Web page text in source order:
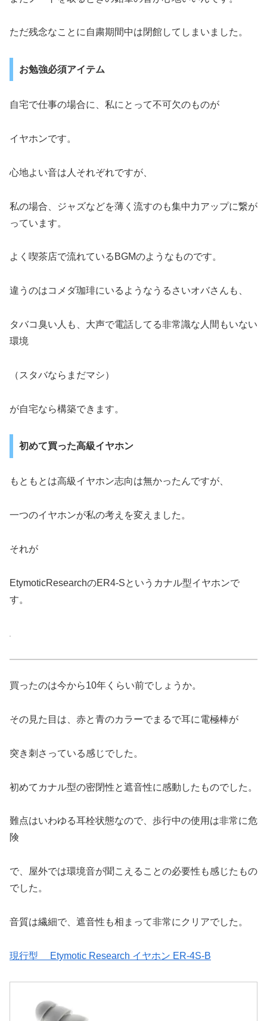
ただ残念なことに自粛期間中は閉館してしまいました。
お勉強必須アイテム
自宅で仕事の場合に、私にとって不可欠のものが
イヤホンです。
心地よい音は人それぞれですが、
私の場合、ジャズなどを薄く流すのも集中力アップに繋が
っています。
よく喫茶店で流れているBGMのようなものです。
違うのはコメダ珈琲にいるようなうるさいオバさんも、
タバコ臭い人も、大声で電話してる非常識な人間もいない
環境
（スタバならまだマシ）
が自宅なら構築できます。
初めて買った高級イヤホン
もともとは高級イヤホン志向は無かったんですが、
一つのイヤホンが私の考えを変えました。
それが
EtymoticResearchのER4-Sというカナル型イヤホンで
す。
買ったのは今から10年くらい前でしょうか。
その見た目は、赤と青のカラーでまるで耳に電極棒が
突き刺さっている感じでした。
初めてカナル型の密閉性と遮音性に感動したものでした。
難点はいわゆる耳栓状態なので、歩行中の使用は非常に危
険
で、屋外では環境音が聞こえることの必要性も感じたもの
でした。
音質は繊細で、遮音性も相まって非常にクリアでした。
現行型 Etymotic Research イヤホン ER-4S-B